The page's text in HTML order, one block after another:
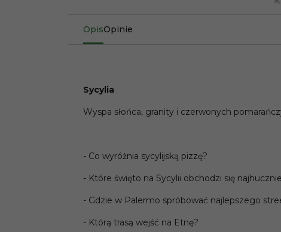
OpisOpinie
Sycylia
Wyspa słońca, granity i czerwonych
- Co wyróżnia sycylijską pizzę?
- Które święto na Sycylii obchodzi się
- Gdzie w Palermo spróbować najlepszego
- Którą trasą wejść na Etnę?